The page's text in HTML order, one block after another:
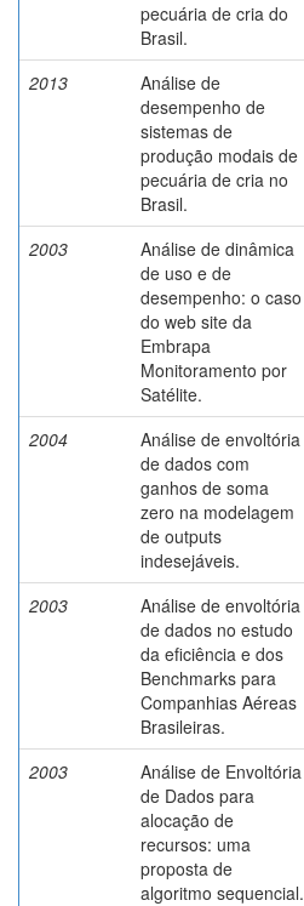
pecuária de cria do
Brasil.
2013
Análise de
desempenho de
sistemas de
produção modais de
pecuária de cria no
Brasil.
2003
Análise de dinâmica
de uso e de
desempenho: o caso
do web site da
Embrapa
Monitoramento por
Satélite.
2004
Análise de envoltória
de dados com
ganhos de soma
zero na modelagem
de outputs
indesejáveis.
2003
Análise de envoltória
de dados no estudo
da eficiência e dos
Benchmarks para
Companhias Aéreas
Brasileiras.
2003
Análise de Envoltória
de Dados para
alocação de
recursos: uma
proposta de
algoritmo sequencial.